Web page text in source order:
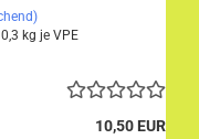
0,3 kg je VPE
10,50 EUR